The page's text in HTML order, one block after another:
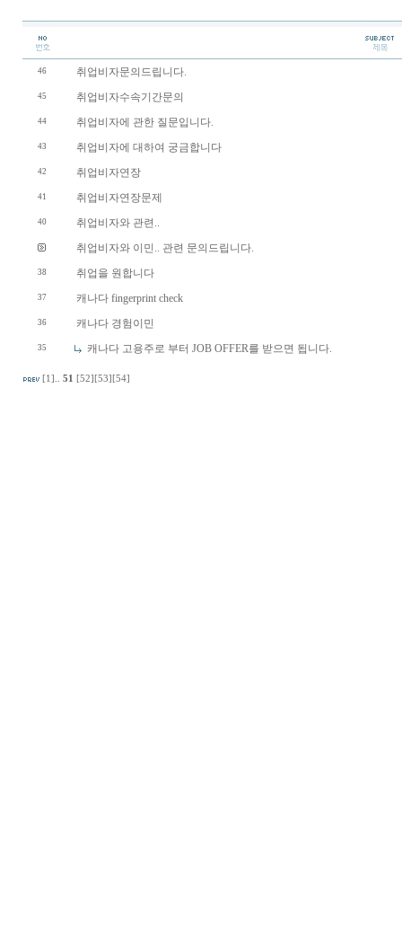
46 취업비자문의드립니다.
45 취업비자수속기간문의
44 취업비자에 관한 질문입니다.
43 취업비자에 대하여 궁금합니다
42 취업비자연장
41 취업비자연장문제
40
취업비자와 관련..
취업비자와 이민.. 관련 문의드립니다.
38 취업을 원합니다
37 캐나다 fingerprint check
36 캐나다 경험이민
35 캐나다 고용주로 부터 JOB OFFER를 받으면 됩니다.
[1] 51 [52] [53] [54]